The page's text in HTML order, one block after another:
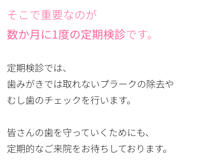
そこで重要なのが
数か月に1度の定期検診です。
定期検診では、
歯みがきでは取れないプラークの除去や
むし歯のチェックを行います。
皆さんの歯を守っていくためにも、
定期的なご来院をお待ちしております。